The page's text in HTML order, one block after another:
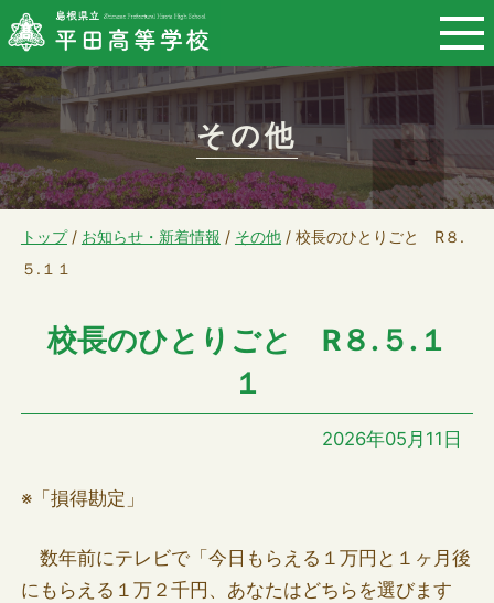
このページの本文へ
その他
現
在
トップ/ お知らせ・新着情報 / その他/ 校長のひとりごと R８.
５.１１
校長のひとりごと R８.５.１
１
2026年05月11日
※「損得勘定」
数年前にテレビで「今日もらえる１万円と１ヶ月後
にもらえる１万２千円、あなたはどちらを選びます